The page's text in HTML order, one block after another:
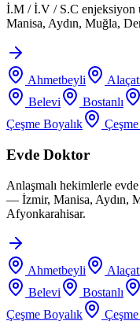
İ.M / İ.V / S.C enjeksiyon
Manisa, Aydın, Muğla,
Ahmetbeyli
Belevi
Bostanlı
Çeşme Boyalık
Evde Doktor
Anlaşmalı hekimlerle
— İzmir, Manisa, Aydın,
Afyonkarahisar.
Ahmetbeyli
Belevi
Bostanlı
Çeşme Boyalık